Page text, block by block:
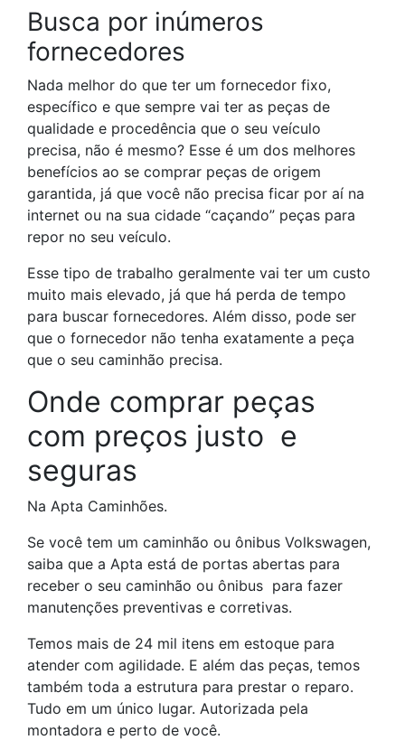
Busca por inúmeros
fornecedores
Nada melhor do que ter um fornecedor fixo,
específico e que sempre vai ter as peças de
qualidade e procedência que o seu veículo
precisa, não é mesmo? Esse é um dos melhores
benefícios ao se comprar peças de origem
garantida, já que você não precisa ficar por aí na
internet ou na sua cidade “caçando” peças para
repor no seu veículo.
Esse tipo de trabalho geralmente vai ter um custo
muito mais elevado, já que há perda de tempo
para buscar fornecedores. Além disso, pode ser
que o fornecedor não tenha exatamente a peça
que o seu caminhão precisa.
Onde comprar peças
com preços justo e
seguras
Na Apta Caminhões.
Se você tem um caminhão ou ônibus Volkswagen,
saiba que a Apta está de portas abertas para
receber o seu caminhão ou ônibus para fazer
manutenções preventivas e corretivas.
Temos mais de 24 mil itens em estoque para
atender com agilidade. E além das peças, temos
também toda a estrutura para prestar o reparo.
Tudo em um único lugar. Autorizada pela
montadora e perto de você.